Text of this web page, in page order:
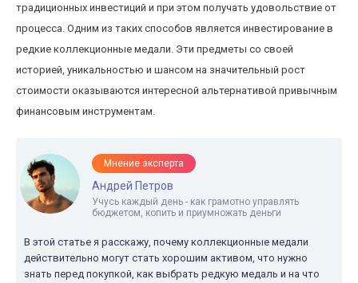
традиционных инвестиций и при этом получать удовольствие от
процесса. Одним из таких способов является инвестирование в
редкие коллекционные медали. Эти предметы со своей
историей, уникальностью и шансом на значительный рост
стоимости оказываются интересной альтернативой привычным
финансовым инструментам.
Мнение эксперта
Андрей Петров
Учусь каждый день - как грамотно управлять
бюджетом, копить и приумножать деньги
В этой статье я расскажу, почему коллекционные медали
действительно могут стать хорошим активом, что нужно
знать перед покупкой, как выбрать редкую медаль и на что